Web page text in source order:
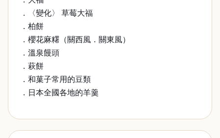
．〈變化〉 草莓大福
．柏餅
．櫻花麻糬（關西風．關東風）
．溫泉饅頭
．萩餅
．和菓子常用的豆類
．日本全國各地的羊羹